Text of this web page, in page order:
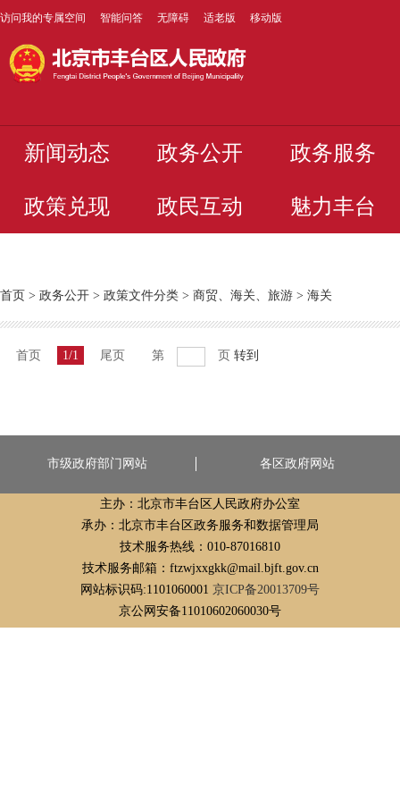
访问我的专属空间 智能问答 无障碍 适老版 移动版
新闻动态 政务公开 政务服务
政策兑现 政民互动 魅力丰台
首页 > 政务公开 > 政策文件分类 > 商贸、海关、旅游 > 海关
首页 1/1 尾页 第 页 转到
市级政府部门网站 各区政府网站
主办：北京市丰台区人民政府办公室
承办：北京市丰台区政务服务和数据管理局
技术服务热线：010-87016810
技术服务邮箱：ftzwjxxgkk@mail.bjft.gov.cn
网站标识码:1101060001 京ICP备20013709号
京公网安备11010602060030号